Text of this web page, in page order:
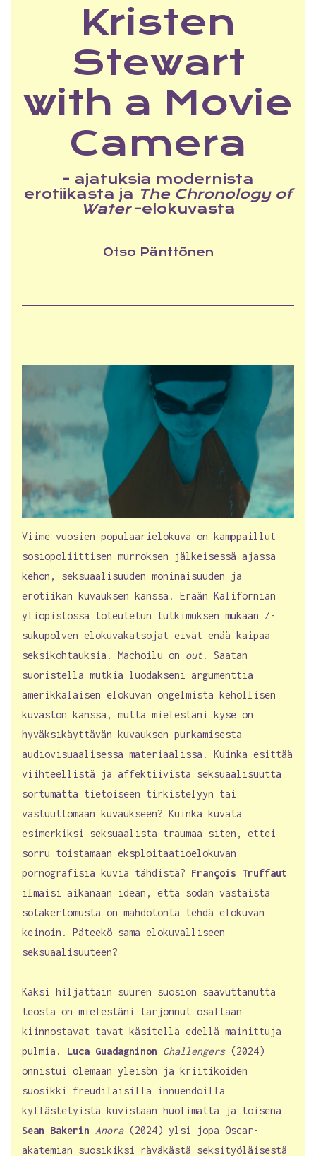
Kristen
Stewart
with a Movie
Camera
– ajatuksia modernista
erotiikasta ja The Chronology of
Water -elokuvasta
Otso Pänttönen
Viime vuosien populaarielokuva on kamppaillut
sosiopoliittisen murroksen jälkeisessä ajassa
kehon, seksuaalisuuden moninaisuuden ja
erotiikan kuvauksen kanssa. Erään Kalifornian
yliopistossa toteutetun tutkimuksen mukaan Z-
sukupolven elokuvakatsojat eivät enää kaipaa
seksikohtauksia. Machoilu on out. Saatan
suoristella mutkia luodakseni argumenttia
amerikkalaisen elokuvan ongelmista kehollisen
kuvaston kanssa, mutta mielestäni kyse on
hyväksikäyttävän kuvauksen purkamisesta
audiovisuaalisessa materiaalissa. Kuinka esittää
viihteellistä ja affektiivista seksuaalisuutta
sortumatta tietoiseen tirkistelyyn tai
vastuuttomaan kuvaukseen? Kuinka kuvata
esimerkiksi seksuaalista traumaa siten, ettei
sorru toistamaan eksploitaatioelokuvan
pornografisia kuvia tähdistä? François Truffaut
ilmaisi aikanaan idean, että sodan vastaista
sotakertomusta on mahdotonta tehdä elokuvan
keinoin. Päteekö sama elokuvalliseen
seksuaalisuuteen?
Kaksi hiljattain suuren suosion saavuttanutta
teosta on mielestäni tarjonnut osaltaan
kiinnostavat tavat käsitellä edellä mainittuja
pulmia. Luca Guadagninon Challengers (2024)
onnistui olemaan yleisön ja kriitikoiden
suosikki freudilaisilla innuendoilla
kyllästetyistä kuvistaan huolimatta ja toisena
Sean Bakerin Anora (2024) ylsi jopa Oscar-
akatemian suosikiksi räväkästä seksityöläisestä